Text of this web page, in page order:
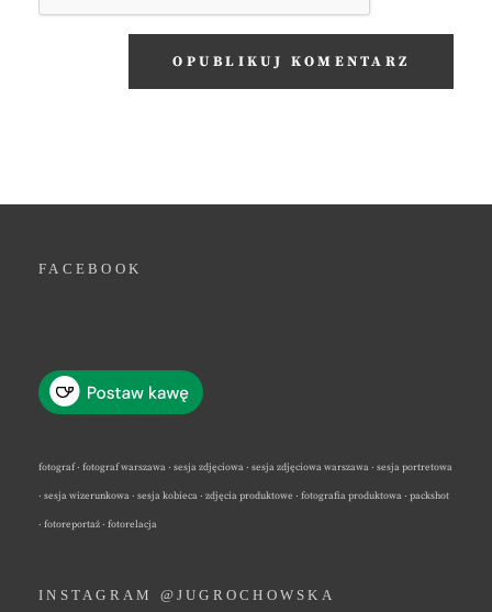
FACEBOOK
fotograf · fotograf warszawa · sesja zdjęciowa · sesja zdjęciowa warszawa · sesja portretowa
· sesja wizerunkowa · sesja kobieca · zdjęcia produktowe · fotografia produktowa · packshot
· fotoreportaż · fotorelacja
INSTAGRAM @JUGROCHOWSKA